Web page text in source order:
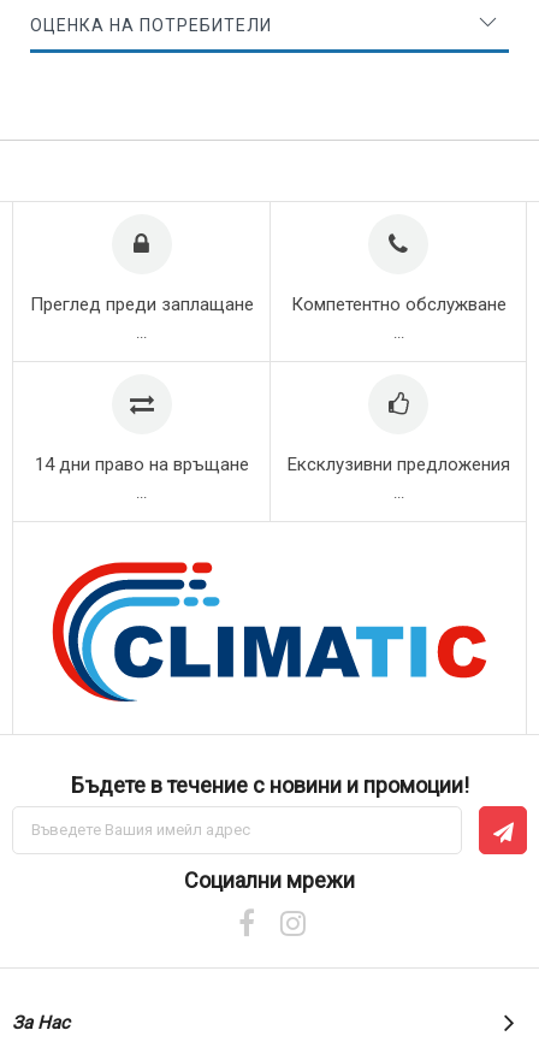
ОЦЕНКА НА ПОТРЕБИТЕЛИ
Преглед преди заплащане Компетентно обслужване
14 дни право на връщане Ексклузивни предложения
Бъдете в течение с новини и промоции!
Абонирай
за
Социални мрежи
За Нас